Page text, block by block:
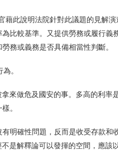
藉此說明法院針對此議題的見解演
比較基準。又提供勞務或履行義
務或義務是否具備相當性判斷。
。
來做危及國安的事。多高的利率
。
明確性問題，反而是收受存款和
是解釋論可以發揮的空間，應該